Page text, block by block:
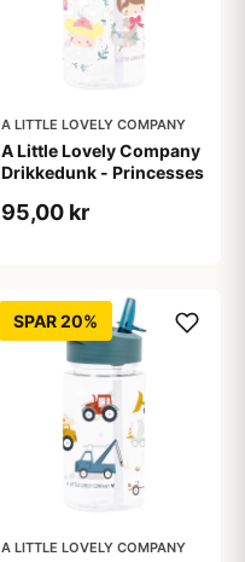
A LITTLE LOVELY COMPANY
A Little Lovely Company
Drikkedunk - Princesses
95,00 kr
SPAR 20%
A LITTLE LOVELY COMPANY